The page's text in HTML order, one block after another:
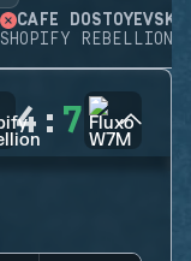
CAFÉ DOSTOYEVSKY
SHOPIFY REBELLION
4 : 7